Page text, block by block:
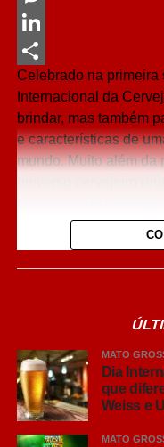
Messenger
LinkedIn
Share
Celebrado na primeira
Internacional da
brindar, mas também
e características de
mundo. Muito além da
influenciam
consumo. Embora
e Ultra façam parte do
ainda há dúvidas
um deles.
amargor e até origem
que cada cerveja
MATO
Dia
que
Weiss e
MATO